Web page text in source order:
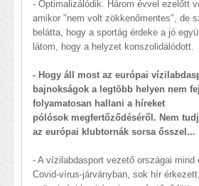
- Optimalizálódik. Három évvel ezelőtt
amikor "nem volt zökkenőmentes", de
belátta, hogy a sportág érdeke a jó
látom, hogy a helyzet konszolidálódott.
- Hogy áll most az európai
bajnokságok a legtöbb helyen nem
folyamatosan hallani a híreket
pólósok megfertőződéséről. Nem
az európai klubtornák sorsa ősszel...
- A vízilabdasport vezető országai mind
Covid-vírus-járványban, sok hír